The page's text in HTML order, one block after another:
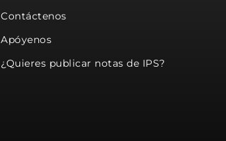
Contáctenos
Apóyenos
¿Quieres publicar notas de IPS?